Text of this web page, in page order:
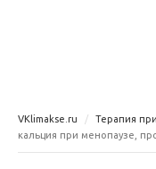
VKlimakse.ru Терапия
кальция при менопаузе,